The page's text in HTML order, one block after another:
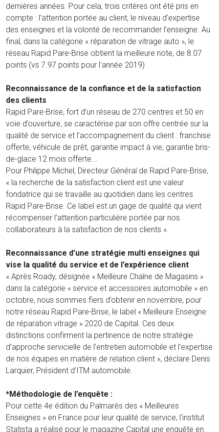
dernières années. Pour cela, trois critères ont été pris en
compte : l’attention portée au client, le niveau d’expertise
des enseignes et la volonté de recommander l’enseigne. Au
final, dans la catégorie « réparation de vitrage auto », le
réseau Rapid Pare-Brise obtient la meilleure note, de 8.07
points (vs 7.97 points pour l'année 2019)
Reconnaissance de la confiance et de la satisfaction
des clients
Rapid Pare-Brise, fort d’un réseau de 270 centres et 50 en
voie d’ouverture, se caractérise par son offre centrée sur la
qualité de service et l’accompagnement du client : franchise
offerte, véhicule de prêt, garantie impact à vie, garantie bris-
de-glace 12 mois offerte...
Pour Philippe Michel, Directeur Général de Rapid Pare-Brise,
« la recherche de la satisfaction client est une valeur
fondatrice qui se travaille au quotidien dans les centres
Rapid Pare-Brise. Ce label est un gage de qualité qui vient
récompenser l’attention particulière portée par nos
collaborateurs à la satisfaction de nos clients ».
Reconnaissance d’une stratégie multi enseignes qui
vise la qualité du service et de l’expérience client
« Après Roady, désignée « Meilleure Chaîne de Magasins »
dans la catégorie « service et accessoires automobile » en
octobre, nous sommes fiers d’obtenir en novembre, pour
notre réseau Rapid Pare-Brise, le label « Meilleure Enseigne
de réparation vitrage » 2020 de Capital. Ces deux
distinctions confirment la pertinence de notre stratégie
d’approche servicielle de l’entretien automobile et l’expertise
de nos équipes en matière de relation client », déclare Denis
Larquier, Président d’ITM automobile.
*Méthodologie de l’enquête :
Pour cette 4e édition du Palmarès des « Meilleures
Enseignes » en France pour leur qualité de service, l’institut
Statista a réalisé pour le magazine Capital une enquête en